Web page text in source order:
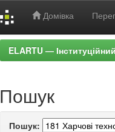
Домівка
ELARTU —
Пошук
Пошук: